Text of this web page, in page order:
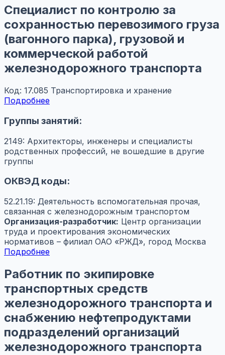
Специалист по контролю за
сохранностью перевозимого груза
(вагонного парка), грузовой и
коммерческой работой
железнодорожного транспорта
Код: 17.085 Транспортировка и хранение
Подробнее
Группы занятий:
2149: Архитекторы, инженеры и специалисты
родственных профессий, не вошедшие в другие
группы
ОКВЭД коды:
52.21.19: Деятельность вспомогательная прочая,
связанная с железнодорожным транспортом
Организация-разработчик: Центр организации
труда и проектирования экономических
нормативов – филиал ОАО «РЖД», город Москва
Подробнее
Работник по экипировке
транспортных средств
железнодорожного транспорта и
снабжению нефтепродуктами
подразделений организаций
железнодорожного транспорта